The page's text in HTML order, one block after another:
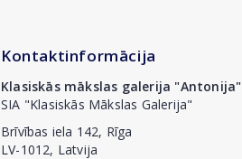
Kontaktinformācija
Klasiskās mākslas galerija "Antonija"
SIA "Klasiskās Mākslas Galerija"
Brīvības iela 142, Rīga
LV-1012, Latvija